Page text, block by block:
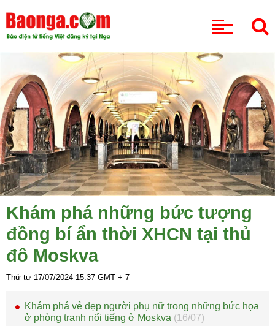
Khám phá những bức tượng
đồng bí ẩn thời XHCN tại thủ
đô Moskva
Thứ tư 17/07/2024 15:37 GMT + 7
Khám phá vẻ đẹp người phụ nữ trong những bức họa
ở phòng tranh nổi tiếng ở Moskva (16/07)